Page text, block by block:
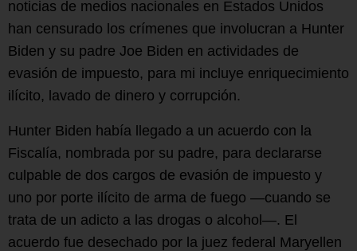
noticias de medios nacionales en Estados Unidos
han censurado los crímenes que involucran a Hunter
Biden y su padre Joe Biden en actividades de
evasión de impuesto, para mi incluye enriquecimiento
ilícito, lavado de dinero y corrupción.
Hunter Biden había llegado a un acuerdo con la
Fiscalía, nombrada por su padre, para declararse
culpable de dos cargos de evasión de impuesto y
uno por porte ilícito de arma de fuego —cuando se
trata de un adicto a las drogas o alcohol—. El
acuerdo fue desechado por la juez federal Maryellen